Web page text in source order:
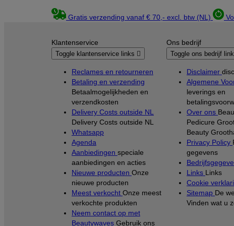
Gratis verzending vanaf € 70,- excl. btw (NL)
Klantenservice
Toggle klantenservice links 
Reclames en retourneren
Betaling en verzending
Betaalmogelijkheden en
verzendkosten
Delivery Costs outside NL
Delivery Costs outside NL
Whatsapp
Agenda
Aanbiedingen speciale
aanbiedingen en acties
Nieuwe producten Onze
nieuwe producten
Meest verkocht Onze meest
verkochte produkten
Neem contact op met
Beautywaves Gebruik ons
Ons bedrijf
Toggle ons bedrijf
Disclaimer
Algemene
leverings en
Over ons
Pedicure
Beauty
Privacy Policy
gegevens
Links Links
Cookie
Sitemap De
Vinden wat u